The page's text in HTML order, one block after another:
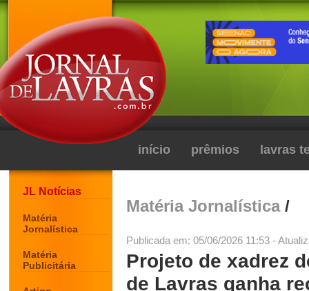
início prêmios lavras
JL Notícias
Matéria
Jornalística
Matéria
Publicitária
Matéria Jornalística/
Publicada em: 05/06/2026 11:53 -
Projeto de xadrez
de Lavras ganha